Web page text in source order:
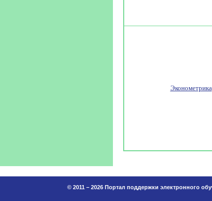
Эконометрика
© 2011 – 2026 Портал поддержки электронного